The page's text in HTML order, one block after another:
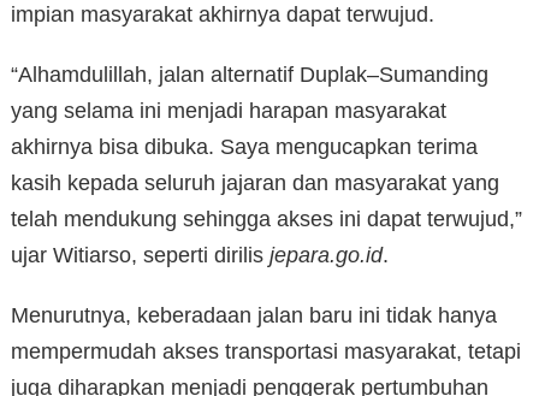
impian masyarakat akhirnya dapat terwujud.
“Alhamdulillah, jalan alternatif Duplak–Sumanding
yang selama ini menjadi harapan masyarakat
akhirnya bisa dibuka. Saya mengucapkan terima
kasih kepada seluruh jajaran dan masyarakat yang
telah mendukung sehingga akses ini dapat terwujud,”
ujar Witiarso, seperti dirilis jepara.go.id.
Menurutnya, keberadaan jalan baru ini tidak hanya
mempermudah akses transportasi masyarakat, tetapi
juga diharapkan menjadi penggerak pertumbuhan